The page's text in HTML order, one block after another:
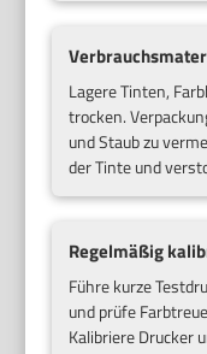
Lagere Tinten,
trocken.
und Staub zu
der Tinte und
Regelmäßig
Führe kurze
und prüfe
Kalibriere Drucker